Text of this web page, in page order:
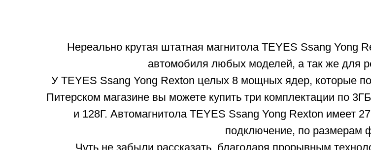
Нереально крутая штатная магнитола TEYES Ssang Yong
автомобиля любых моделей, а так же для
У TEYES Ssang Yong Rexton целых 8 мощных ядер, которые
Питерском магазине вы можете купить три комплектации по
и 128Г. Автомагнитола TEYES Ssang Yong Rexton имеет
подключение, по размерам
Чуть не забыли рассказать, благодаря прорывным